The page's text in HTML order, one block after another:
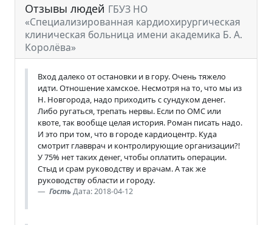
Отзывы людей ГБУЗ НО
«Специализированная кардиохирургическая
клиническая больница имени академика Б. А.
Королёва»
Вход далеко от остановки и в гору. Очень тяжело
идти. Отношение хамское. Несмотря на то, что мы из
Н. Новгорода, надо приходить с сундуком денег.
Либо ругаться, трепать нервы. Если по ОМС или
квоте, так вообще целая история. Роман писать надо.
И это при том, что в городе кардиоцентр. Куда
смотрит главврач и контролирующие организации?!
У 75% нет таких денег, чтобы оплатить операции.
Стыд и срам руководству и врачам. А так же
руководству области и городу.
ГостьДата: 2018-04-12